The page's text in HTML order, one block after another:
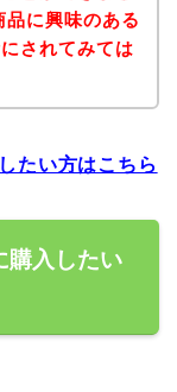
に興味のある
されてみては
たい方はこちら
購入したい